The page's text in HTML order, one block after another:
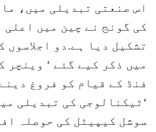
اس صنعتی تبدیلی میں،
کی گونج نے چین میں اعلی
تشکیل دیا ہے.دو اجلاسوں
میں ذکر کیے گئے ‘ وینچر
فنڈ کے قیام کو فروغ
‘ٹیکنالوجی کی تبدیلی
سوشل کیپیٹل کی حوصلہ